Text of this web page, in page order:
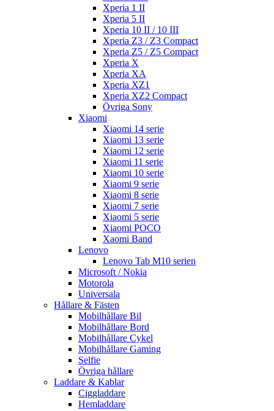
Xperia 1 II
Xperia 5 II
Xperia 10 II / 10 III
Xperia Z3 / Z3 Compact
Xperia Z5 / Z5 Compact
Xperia X
Xperia XA
Xperia XZ1
Xperia XZ2 Compact
Övriga Sony
Xiaomi
Xiaomi 14 serie
Xiaomi 13 serie
Xiaomi 12 serie
Xiaomi 11 serie
Xiaomi 10 serie
Xiaomi 9 serie
Xiaomi 8 serie
Xiaomi 7 serie
Xiaomi 5 serie
Xiaomi POCO
Xaomi Band
Lenovo
Lenovo Tab M10 serien
Microsoft / Nokia
Motorola
Universala
Hållare & Fästen
Mobilhållare Bil
Mobilhållare Bord
Mobilhållare Cykel
Mobilhållare Gaming
Selfie
Övriga hållare
Laddare & Kablar
Ciggladdare
Hemladdare